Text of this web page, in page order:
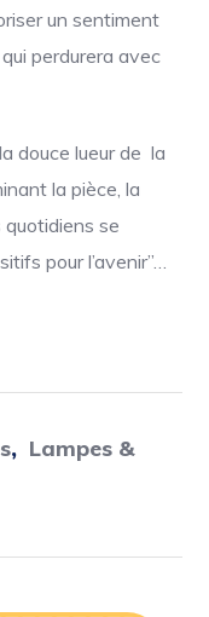
un sentiment
perdurera avec
douce lueur de la
la pièce, la
se
pour l’avenir”…
, Lampes &